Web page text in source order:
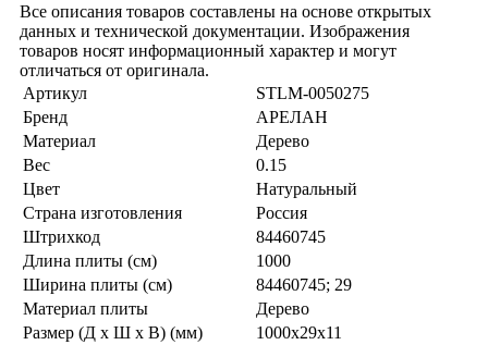
Все описания товаров составлены на основе открытых
данных и технической документации. Изображения
товаров носят информационный характер и могут
отличаться от оригинала.
Артикул
STLM-0050275
Бренд
АРЕЛАН
Материал
Дерево
Вес
0.15
Цвет
Натуральный
Страна изготовления
Россия
Штрихкод
84460745
Длина плиты (см)
1000
Ширина плиты (см)
84460745; 29
Материал плиты
Дерево
Размер (Д х Ш х В) (мм)
1000х29х11